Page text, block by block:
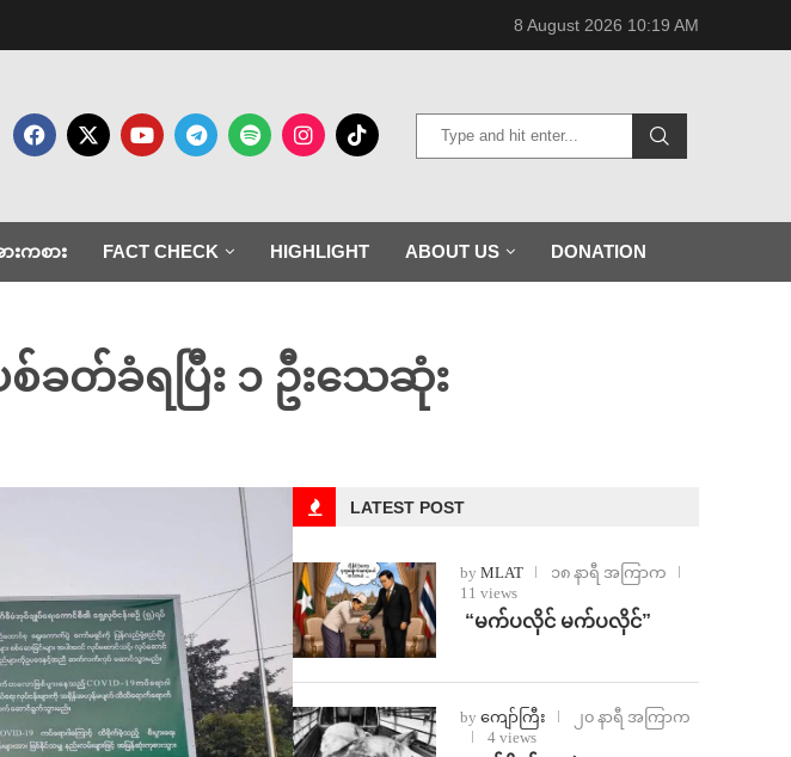
8 August 2026 10:19 AM
းကစား FACT CHECK HIGHLIGHT ABOUT US DONATION
ခတ်ခံရပြီး ၁ ဦးသေဆုံး
LATEST POST
by MLAT
၁၈ နာရီ အကြာက
11 views
⁨ ⁨“မက်ပလိုင် မက်ပလိုင်”
by ကျော်ကြီး
၂၀ နာရီ အကြာက
4 views